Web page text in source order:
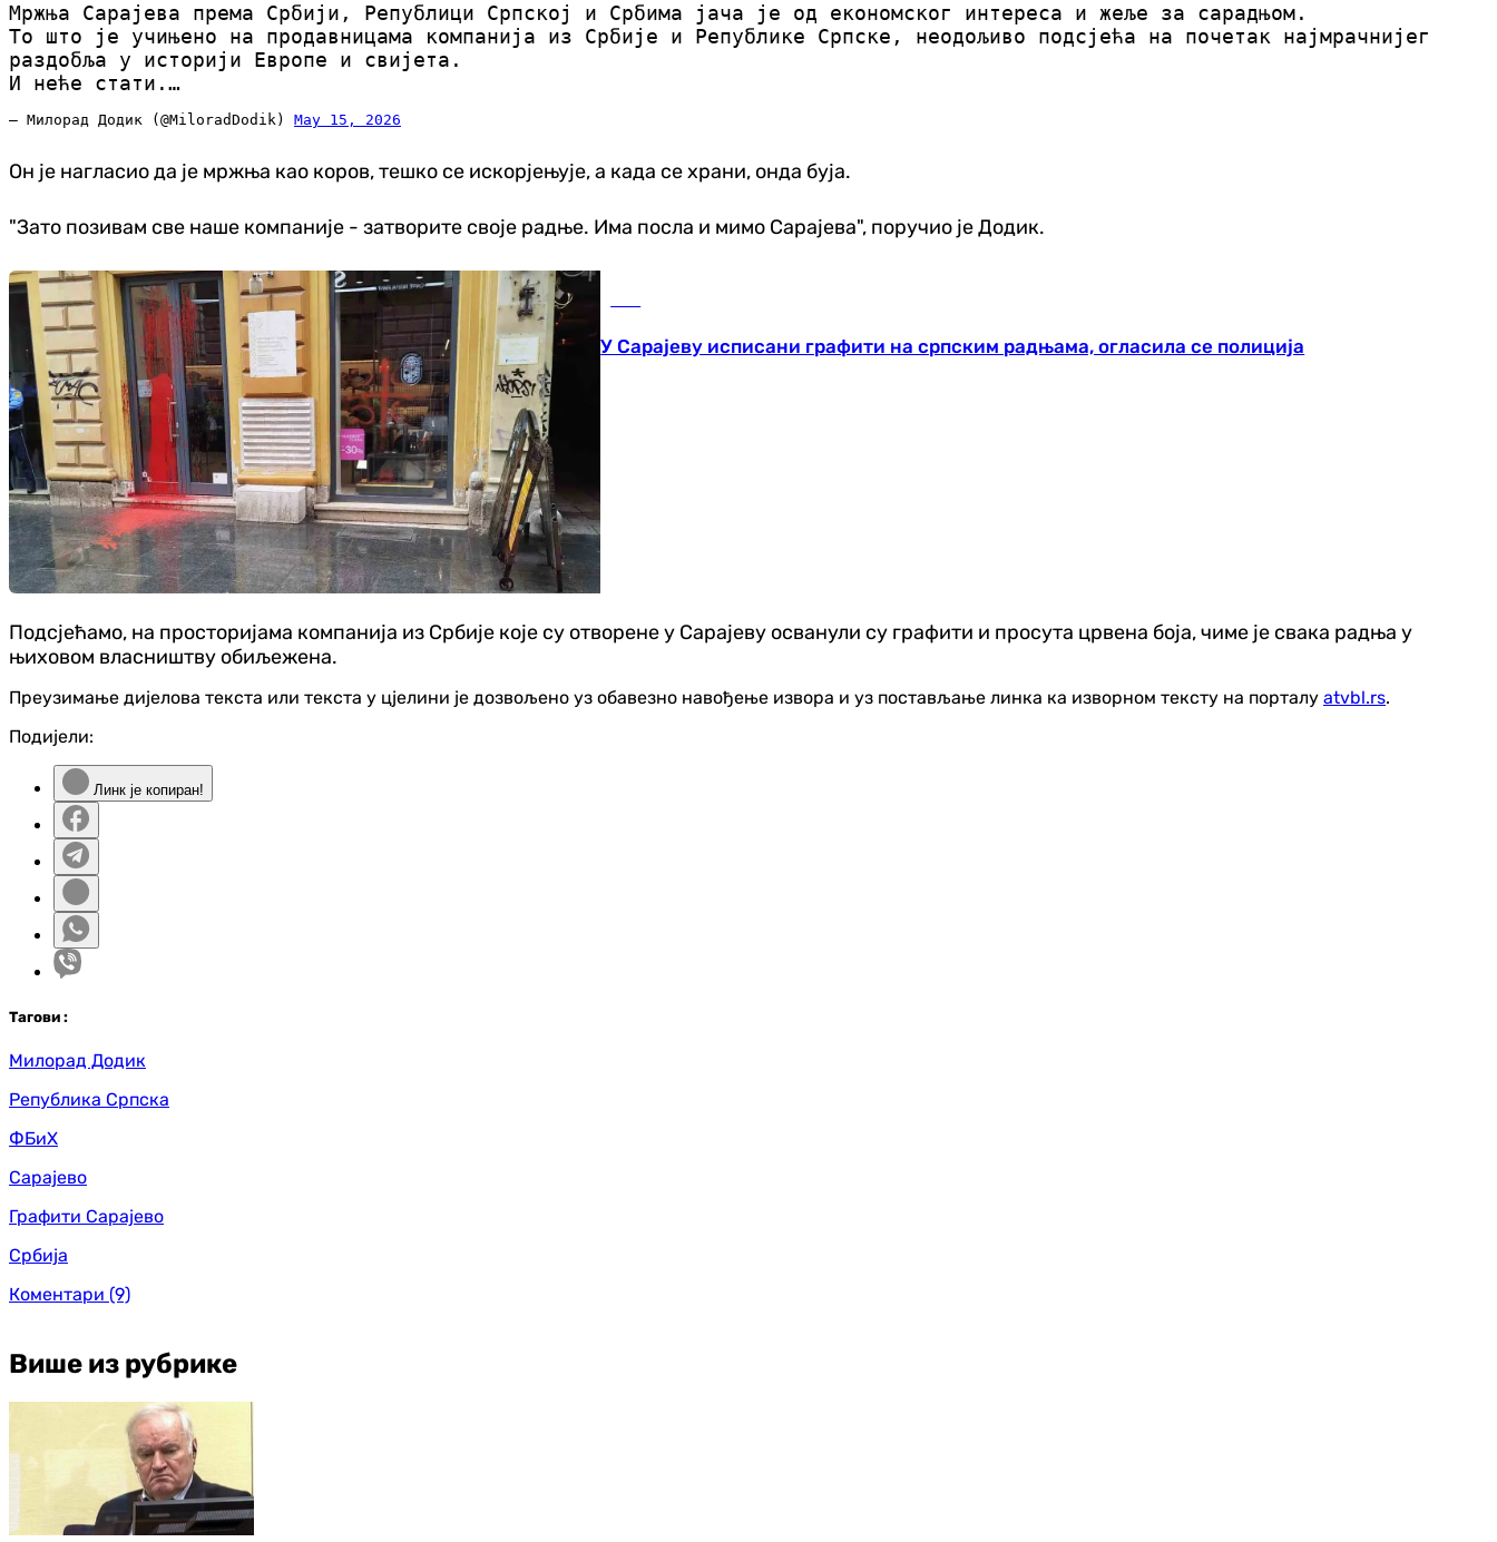
Мржња Сарајева према Србији, Републици Српској и Србима јача је од економског интереса и жеље за сарадњом.
То што је учињено на продавницама компанија из Србије и Републике Српске, неодољиво подсјећа на почетак најмрачнијег
раздобља у историји Европе и свијета.
И неће стати.…
— Милорад Додик (@MiloradDodik) May 15, 2026
Он је нагласио да је мржња као коров, тешко се искорјењује, а када се храни, онда буја.
"Зато позивам све наше компаније - затворите своје радње. Има посла и мимо Сарајева", поручио је Додик.
У Сарајеву исписани графити на српским радњама, огласила се полиција
Подсјећамо, на просторијама компанија из Србије које су отворене у Сарајеву осванули су графити и просута црвена боја, чиме је свака радња у
њиховом власништву обиљежена.
Преузимање дијелова текста или текста у цјелини је дозвољено уз обавезно навођење извора и уз постављање линка ка изворном тексту на порталу atvbl.rs.
Подијели:
Линк је копиран!
Тагови :
Милорад Додик
Република Српска
ФБиХ
Сарајево
Графити Сарајево
Србија
Коментари (9)
Више из рубрике